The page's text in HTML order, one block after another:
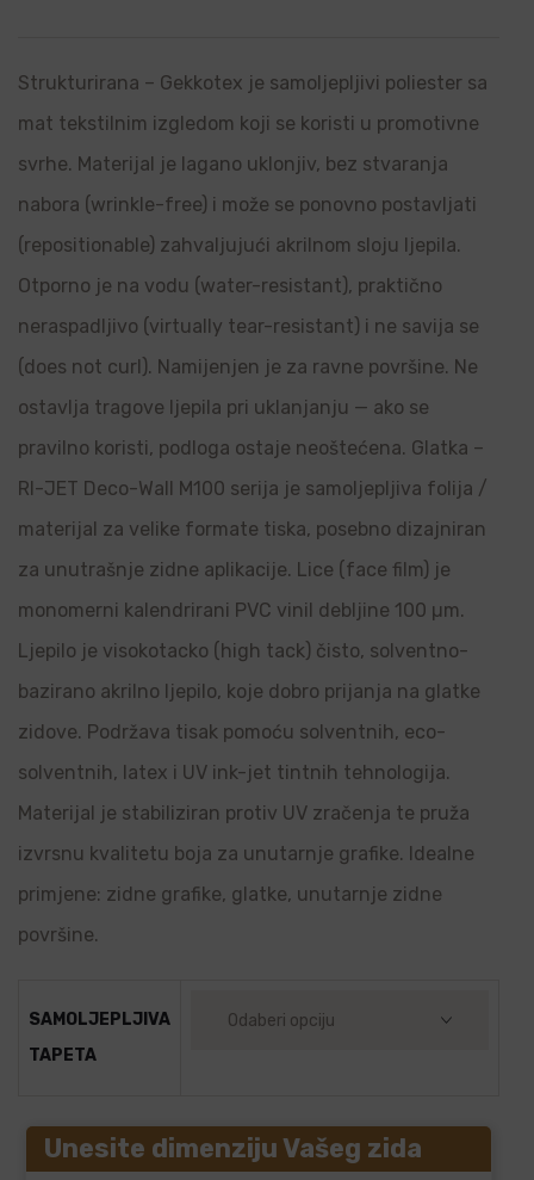
Strukturirana – Gekkotex je samoljepljivi poliester sa
mat tekstilnim izgledom koji se koristi u promotivne
svrhe. Materijal je lagano uklonjiv, bez stvaranja
nabora (wrinkle-free) i može se ponovno postavljati
(repositionable) zahvaljujući akrilnom sloju ljepila.
Otporno je na vodu (water-resistant), praktično
neraspadljivo (virtually tear-resistant) i ne savija se
(does not curl). Namijenjen je za ravne površine. Ne
ostavlja tragove ljepila pri uklanjanju — ako se
pravilno koristi, podloga ostaje neoštećena. Glatka –
RI-JET Deco-Wall M100 serija je samoljepljiva folija /
materijal za velike formate tiska, posebno dizajniran
za unutrašnje zidne aplikacije. Lice (face film) je
monomerni kalendrirani PVC vinil debljine 100 µm.
Ljepilo je visokotacko (high tack) čisto, solventno-
bazirano akrilno ljepilo, koje dobro prijanja na glatke
zidove. Podržava tisak pomoću solventnih, eco-
solventnih, latex i UV ink-jet tintnih tehnologija.
Materijal je stabiliziran protiv UV zračenja te pruža
izvrsnu kvalitetu boja za unutarnje grafike. Idealne
primjene: zidne grafike, glatke, unutarnje zidne
površine.
SAMOLJEPLJIVA
TAPETA
Unesite dimenziju Vašeg zida